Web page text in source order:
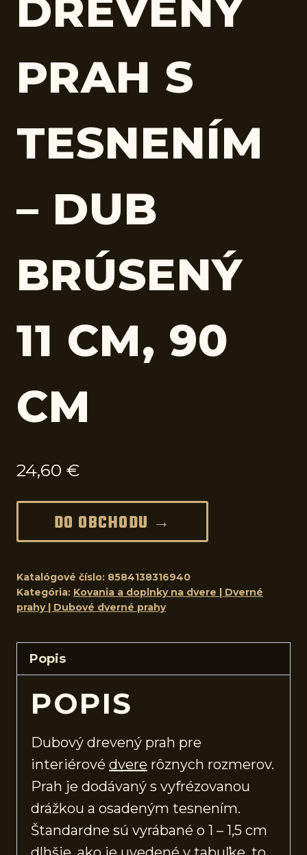
DREVENÝ
PRAH S
TESNENÍM
– DUB
BRÚSENÝ
11 CM, 90
CM
24,60 €
DO OBCHODU →
Katalógové číslo: 8584138316940
Kategória: Kovania a doplnky na dvere | Dverné
prahy | Dubové dverné prahy
Popis
POPIS
Dubový drevený prah pre
interiérové dvere rôznych rozmerov.
Prah je dodávaný s vyfrézovanou
drážkou a osadeným tesnením.
Štandardne sú vyrábané o 1 – 1,5 cm